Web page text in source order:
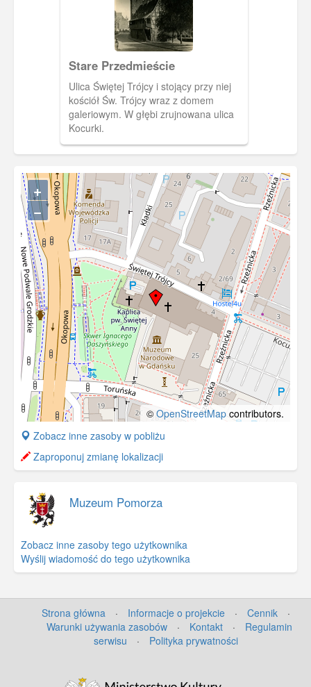
Stare Przedmieście
Ulica Świętej Trójcy i stojący przy niej
kościół Św. Trójcy wraz z domem
galeriowym. W głębi zrujnowana ulica
Kocurki.
+
−
© OpenStreetMap contributors.
+
−
Zobacz inne zasoby w pobliżu
Zaproponuj zmianę lokalizacji
Muzeum Pomorza
Zobacz inne zasoby tego użytkownika
Wyślij wiadomość do tego użytkownika
Strona główna · Informacje o projekcie · Cennik
·
Warunki używania zasobów
· Kontakt ·
Regulamin
serwisu
· Polityka prywatności